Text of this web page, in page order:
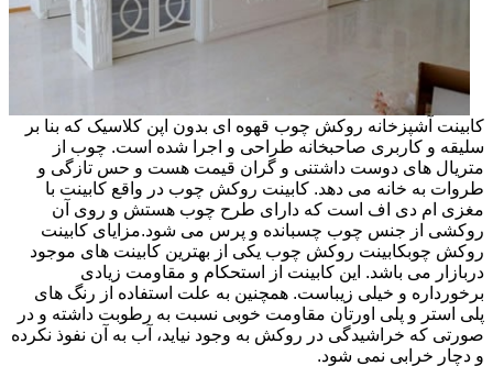
کابینت آشپزخانه روکش چوب قهوه ای بدون اپن کلاسیک که بنا بر
سلیقه و کاربری صاحبخانه طراحی و اجرا شده است. چوب از
متریال های دوست داشتنی و گران قیمت هست و حس تازگی و
طروات به خانه می دهد. کابینت روکش چوب در واقع کابینت با
مغزی ام دی اف است که دارای طرح چوب هستش و روی آن
روکشی از جنس چوب چسبانده و پرس می شود.مزایای کابینت
روکش چوبکابینت روکش چوب یکی از بهترین کابینت های موجود
دربازار می باشد. این کابینت از استحکام و مقاومت زیادی
برخورداره و خیلی زیباست. همچنین به علت استفاده از رنگ های
پلی استر و پلی اورتان مقاومت خوبی نسبت به رطوبت داشته و در
صورتی که خراشیدگی در روکش به وجود نیاید، آب به آن نفوذ نکرده
و دچار خرابی نمی شود.